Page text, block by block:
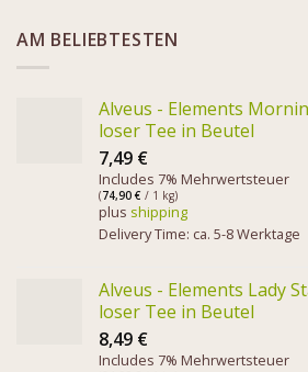
AM BELIEBTESTEN
Alveus - Elements
loser Tee in Beutel
7,49 €
Includes 7% Mehrwertsteuer
(74,90 € / 1 kg)
plus shipping
Delivery Time: ca. 5-8 Werktage
Alveus - Elements Lady
loser Tee in Beutel
8,49 €
Includes 7% Mehrwertsteuer